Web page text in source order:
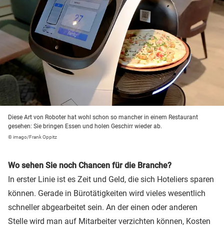
Diese Art von Roboter hat wohl schon so mancher in einem Restaurant
gesehen: Sie bringen Essen und holen Geschirr wieder ab.
© imago/Frank Oppitz
Wo sehen Sie noch Chancen für die Branche?
In erster Linie ist es Zeit und Geld, die sich Hoteliers sparen
können. Gerade in Bürotätigkeiten wird vieles wesentlich
schneller abgearbeitet sein. An der einen oder anderen
Stelle wird man auf Mitarbeiter verzichten können, Kosten